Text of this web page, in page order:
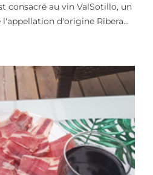
consacré au vin ValSotillo, un
d'origine Ribera...